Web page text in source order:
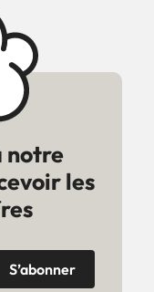
notre
les